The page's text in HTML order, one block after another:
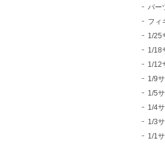
パー
フィ
1/25
1/18
1/12
1/9
1/5
1/4
1/3
1/1